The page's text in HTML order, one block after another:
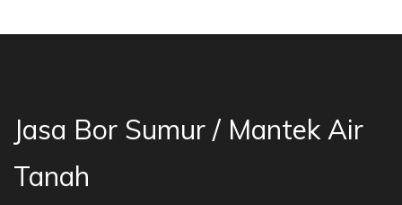
Jasa Bor Sumur / Mantek Air
Tanah